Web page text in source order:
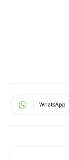
WhatsApp